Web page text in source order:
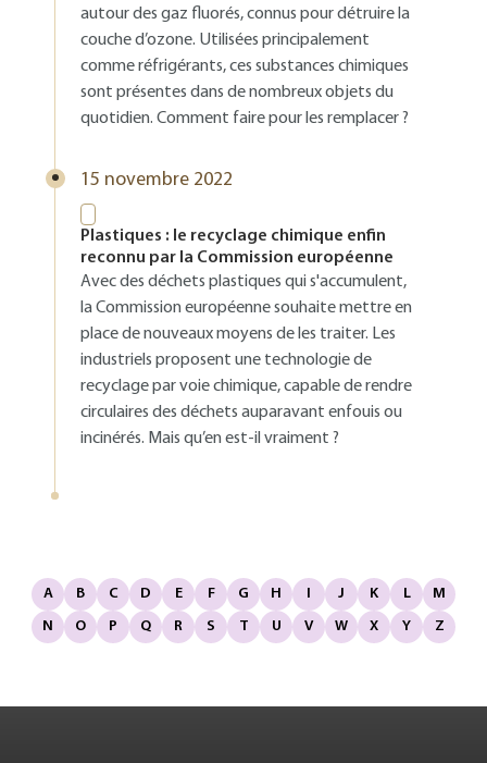
autour des gaz fluorés, connus pour détruire la
couche d’ozone. Utilisées principalement
comme réfrigérants, ces substances chimiques
sont présentes dans de nombreux objets du
quotidien. Comment faire pour les remplacer ?
15 novembre 2022
Plastiques : le recyclage chimique enfin
reconnu par la Commission européenne
Avec des déchets plastiques qui s'accumulent,
la Commission européenne souhaite mettre en
place de nouveaux moyens de les traiter. Les
industriels proposent une technologie de
recyclage par voie chimique, capable de rendre
circulaires des déchets auparavant enfouis ou
incinérés. Mais qu’en est-il vraiment ?
A B C D E F G H I J K L
M
N
O P Q R S T U V W X Y Z